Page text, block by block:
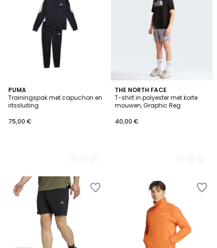
PUMA
Trainingspak met capuchon en
ritssluiting
75,00 €
3
Kleuren
THE NORTH FACE
T-shirt in polyester met korte
mouwen, Graphic Reg
40,00 €
2
Kleuren